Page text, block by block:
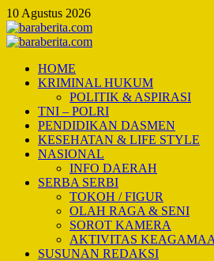
Skip
to
content
10 Agustus 2026
Primary
HOME
KRIMINAL HUKUM
POLITIK & ASPIRASI
TNI – POLRI
PENDIDIKAN DASMEN
KESEHATAN & LIFE STYLE
NASIONAL
INFO DAERAH
SERBA SERBI
TOKOH / FIGUR
OLAH RAGA & SENI
SOROT KAMERA
AKTIVITAS
SUSUNAN REDAKSI